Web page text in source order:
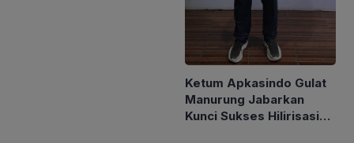
Ketum Apkasindo Gulat
Manurung Jabarkan
Kunci Sukses Hilirisasi